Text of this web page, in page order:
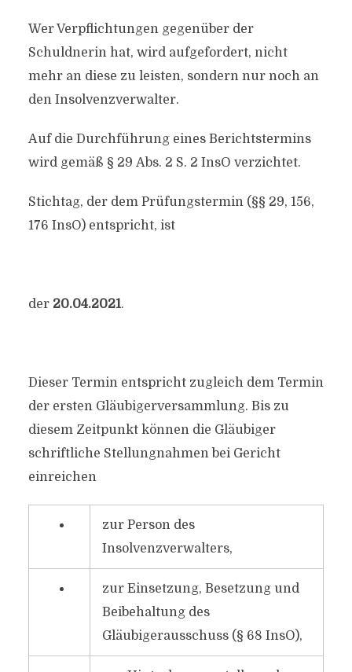
Wer Verpflichtungen gegenüber der
Schuldnerin hat, wird aufgefordert, nicht
mehr an diese zu leisten, sondern nur noch an
den Insolvenzverwalter.
Auf die Durchführung eines Berichtstermins
wird gemäß § 29 Abs. 2 S. 2 InsO verzichtet.
Stichtag, der dem Prüfungstermin (§§ 29, 156,
176 InsO) entspricht, ist
der 20.04.2021.
Dieser Termin entspricht zugleich dem Termin
der ersten Gläubigerversammlung. Bis zu
diesem Zeitpunkt können die Gläubiger
schriftliche Stellungnahmen bei Gericht
einreichen
zur Person des
Insolvenzverwalters,
zur Einsetzung, Besetzung und
Beibehaltung des
Gläubigerausschuss (§ 68 InsO),